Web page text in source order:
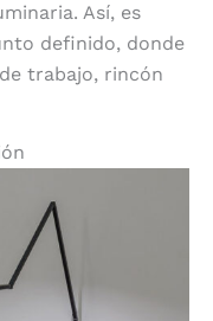
Así, es
definido, donde
trabajo, rincón